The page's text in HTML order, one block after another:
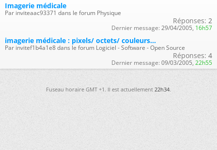
Imagerie médicale
Par inviteaac93371 dans le forum Physique
Réponses: 2
Dernier message: 29/04/2005, 16h57
imagerie médicale : pixels/ octets/ couleurs...
Par invitef1b4a1e8 dans le forum Logiciel - Software - Open Source
Réponses: 4
Dernier message: 09/03/2005, 22h55
Fuseau horaire GMT +1. Il est actuellement22h34.